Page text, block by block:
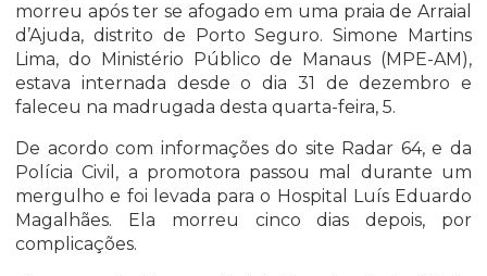
morreu após ter se afogado em uma praia de Arraial
d’Ajuda, distrito de Porto Seguro. Simone Martins
Lima, do Ministério Público de Manaus (MPE-AM),
estava internada desde o dia 31 de dezembro e
faleceu na madrugada desta quarta-feira, 5.
De acordo com informações do site Radar 64, e da
Polícia Civil, a promotora passou mal durante um
mergulho e foi levada para o Hospital Luís Eduardo
Magalhães. Ela morreu cinco dias depois, por
complicações.